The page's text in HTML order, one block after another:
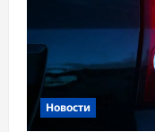
Новости